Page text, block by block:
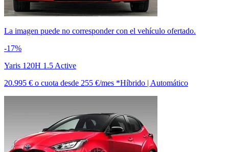
La imagen puede no corresponder con el vehículo ofertado.
-17%
Yaris 120H 1.5 Active
20.995 € o cuota desde 255 €/mes *Híbrido | Automático